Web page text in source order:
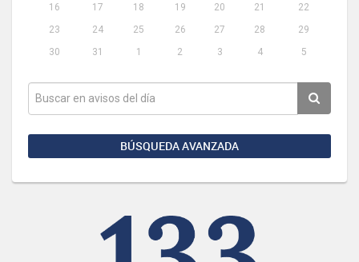
16
17 18 19 20 21
22
23
24 25 26 27 28
29
30
31 1 2 3 4 5
BÚSQUEDA AVANZADA